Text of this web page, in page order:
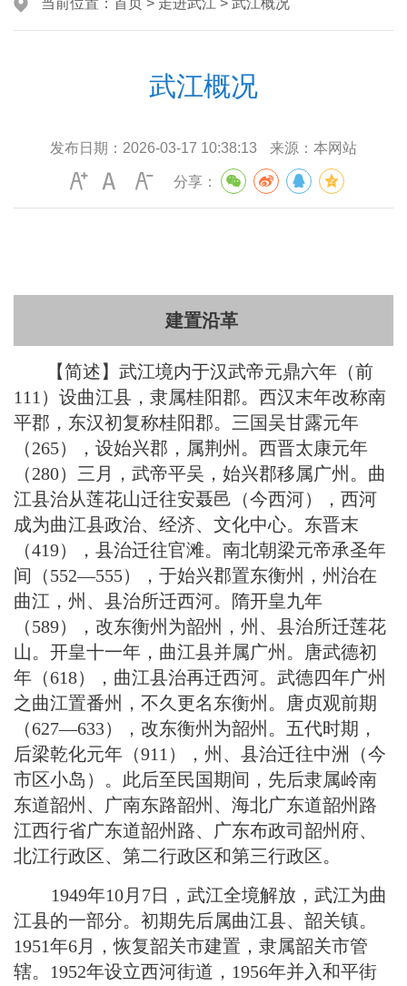
当前位置： 首页 > 走进武江 > 武江概况
武江概况
发布日期： 2026-03-17 10:38:13 来源： 本网站
分享：
建置沿革
【简述】武江境内于汉武帝元鼎六年（前
111）设曲江县，隶属桂阳郡。西汉末年改称南
平郡，东汉初复称桂阳郡。三国吴甘露元年
（265），设始兴郡，属荆州。西晋太康元年
（280）三月，武帝平吴，始兴郡移属广州。曲
江县治从莲花山迁往安聂邑（今西河），西河
成为曲江县政治、经济、文化中心。东晋末
（419），县治迁往官滩。南北朝梁元帝承圣年
间（552—555），于始兴郡置东衡州，州治在
曲江，州、县治所迁西河。隋开皇九年
（589），改东衡州为韶州，州、县治所迁莲花
山。开皇十一年，曲江县并属广州。唐武德初
年（618），曲江县治再迁西河。武德四年广州
之曲江置番州，不久更名东衡州。唐贞观前期
（627—633），改东衡州为韶州。五代时期，
后梁乾化元年（911），州、县治迁往中洲（今
市区小岛）。此后至民国期间，先后隶属岭南
东道韶州、广南东路韶州、海北广东道韶州路
江西行省广东道韶州路、广东布政司韶州府、
北江行政区、第二行政区和第三行政区。
1949年10月7日，武江全境解放，武江为曲
江县的一部分。初期先后属曲江县、韶关镇。
1951年6月，恢复韶关市建置，隶属韶关市管
辖。1952年设立西河街道，1956年并入和平街